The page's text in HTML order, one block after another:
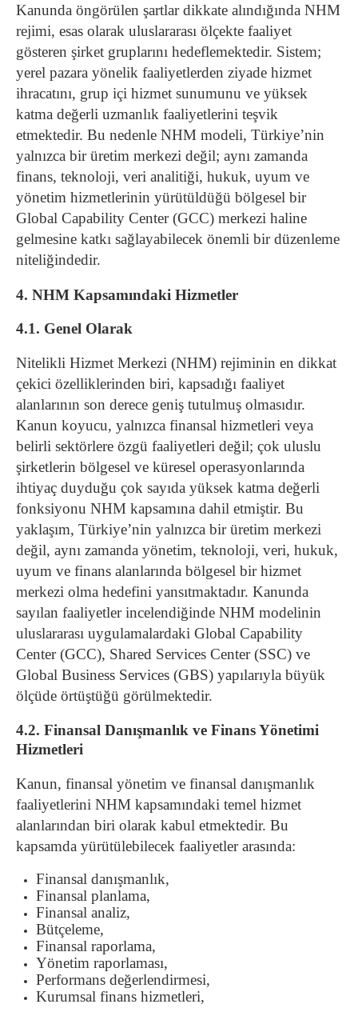
Kanunda öngörülen şartlar dikkate alındığında NHM
rejimi, esas olarak uluslararası ölçekte faaliyet
gösteren şirket gruplarını hedeflemektedir. Sistem;
yerel pazara yönelik faaliyetlerden ziyade hizmet
ihracatını, grup içi hizmet sunumunu ve yüksek
katma değerli uzmanlık faaliyetlerini teşvik
etmektedir. Bu nedenle NHM modeli, Türkiye’nin
yalnızca bir üretim merkezi değil; aynı zamanda
finans, teknoloji, veri analitiği, hukuk, uyum ve
yönetim hizmetlerinin yürütüldüğü bölgesel bir
Global Capability Center (GCC) merkezi haline
gelmesine katkı sağlayabilecek önemli bir düzenleme
niteliğindedir.
4. NHM Kapsamındaki Hizmetler
4.1. Genel Olarak
Nitelikli Hizmet Merkezi (NHM) rejiminin en dikkat
çekici özelliklerinden biri, kapsadığı faaliyet
alanlarının son derece geniş tutulmuş olmasıdır.
Kanun koyucu, yalnızca finansal hizmetleri veya
belirli sektörlere özgü faaliyetleri değil; çok uluslu
şirketlerin bölgesel ve küresel operasyonlarında
ihtiyaç duyduğu çok sayıda yüksek katma değerli
fonksiyonu NHM kapsamına dahil etmiştir. Bu
yaklaşım, Türkiye’nin yalnızca bir üretim merkezi
değil, aynı zamanda yönetim, teknoloji, veri, hukuk,
uyum ve finans alanlarında bölgesel bir hizmet
merkezi olma hedefini yansıtmaktadır. Kanunda
sayılan faaliyetler incelendiğinde NHM modelinin
uluslararası uygulamalardaki Global Capability
Center (GCC), Shared Services Center (SSC) ve
Global Business Services (GBS) yapılarıyla büyük
ölçüde örtüştüğü görülmektedir.
4.2. Finansal Danışmanlık ve Finans Yönetimi
Hizmetleri
Kanun, finansal yönetim ve finansal danışmanlık
faaliyetlerini NHM kapsamındaki temel hizmet
alanlarından biri olarak kabul etmektedir. Bu
kapsamda yürütülebilecek faaliyetler arasında:
Finansal danışmanlık,
Finansal planlama,
Finansal analiz,
Bütçeleme,
Finansal raporlama,
Yönetim raporlaması,
Performans değerlendirmesi,
Kurumsal finans hizmetleri,